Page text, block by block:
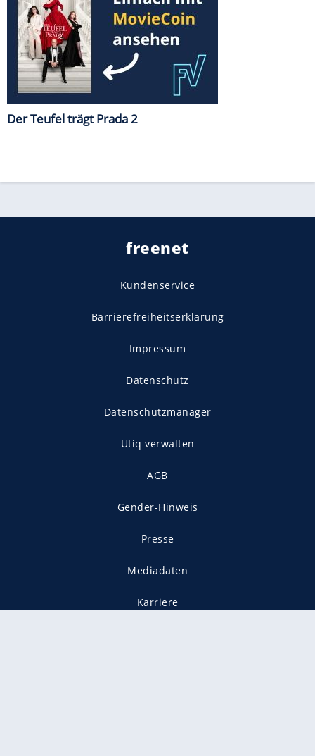
Der Teufel trägt Prada 2
freenet
Kundenservice
Barrierefreiheitserklärung
Impressum
Datenschutz
Datenschutzmanager
Utiq verwalten
AGB
Gender-Hinweis
Presse
Mediadaten
Karriere